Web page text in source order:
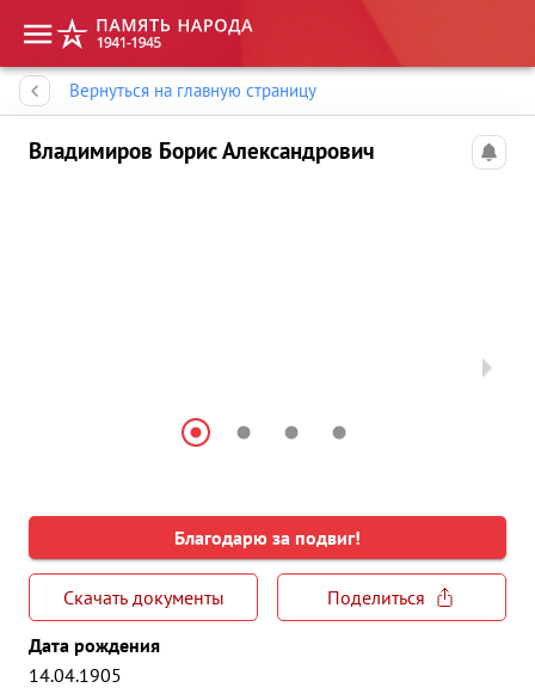
Вернуться на главную страницу
Владимиров Борис Александрович
Благодарю за подвиг!
Скачать документы
Поделиться
Дата рождения
14.04.1905
Память народа